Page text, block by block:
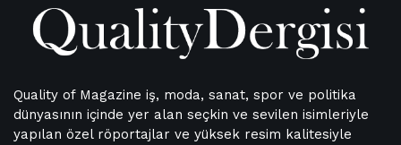
Quality of Magazine iş, moda, sanat, spor ve politika
dünyasının içinde yer alan seçkin ve sevilen isimleriyle
yapılan özel röportajlar ve yüksek resim kalitesiyle